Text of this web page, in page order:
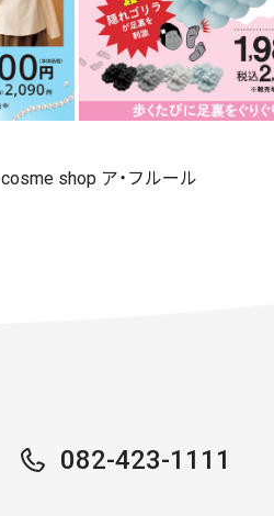
cosme shop ア・フルール
082-423-1111